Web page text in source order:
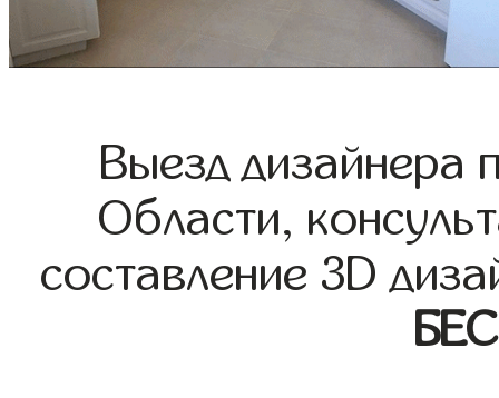
Выезд дизайнера
Области,
составление 3D